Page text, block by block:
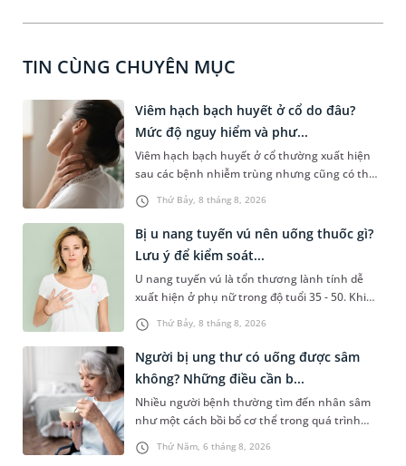
TIN CÙNG CHUYÊN MỤC
Thứ Bảy, 8 tháng 8, 2026
Viêm hạch bạch huyết ở cổ do đâu?
Mức độ nguy hiểm và phư...
Viêm hạch bạch huyết ở cổ thường xuất hiện
sau các bệnh nhiễm trùng nhưng cũng có thể
liên quan đến lao hạch hoặc ung thư. Để tìm
hiểu nguyên nhân gây viêm, mức độ nguy hiểm
và cách thức chẩn đoán bệnh lý này, bạn có thể
theo dõi những thông tin dưới đây.
Thứ Bảy, 8 tháng 8, 2026
Bị u nang tuyến vú nên uống thuốc gì?
Lưu ý để kiểm soát...
U nang tuyến vú là tổn thương lành tính dễ
xuất hiện ở phụ nữ trong độ tuổi 35 - 50. Khi
được chẩn đoán mắc bệnh, nhiều người
thường băn khoăn u nang tuyến vú nên uống
thuốc gì để hạn chế phải phẫu thuật. Bài viết
sau sẽ giúp bạn hiểu đúng về việc dùng thuốc
trong điều trị bệnh lý này và biết cách kiểm
soát bệnh hiệu quả.
Thứ Năm, 6 tháng 8, 2026
Người bị ung thư có uống được sâm
không? Những điều cần b...
Nhiều người bệnh thường tìm đến nhân sâm
như một cách bồi bổ cơ thể trong quá trình
điều trị ung thư. Tuy nhiên, câu hỏi người bị
ung thư có uống được sâm không vẫn khiến